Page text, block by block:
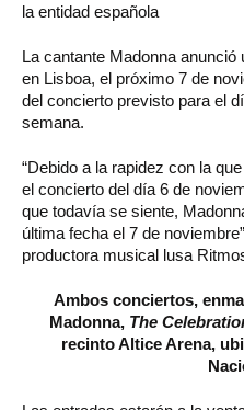
la entidad española
La cantante Madonna
en Lisboa, el próximo 7 de
del concierto previsto para el
semana.
“Debido a la rapidez con la
el concierto del día 6 de
que todavía se siente,
última fecha el 7 de
productora musical lusa
Ambos conciertos,
Madonna, The
recinto Altice Arena,